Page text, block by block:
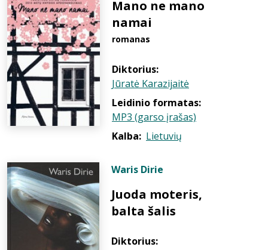
Mano ne mano
namai
romanas
Diktorius:
Jūratė Karazijaitė
Leidinio formatas:
MP3 (garso įrašas)
Kalba: Lietuvių
Waris Dirie
Juoda moteris,
balta šalis
Diktorius: